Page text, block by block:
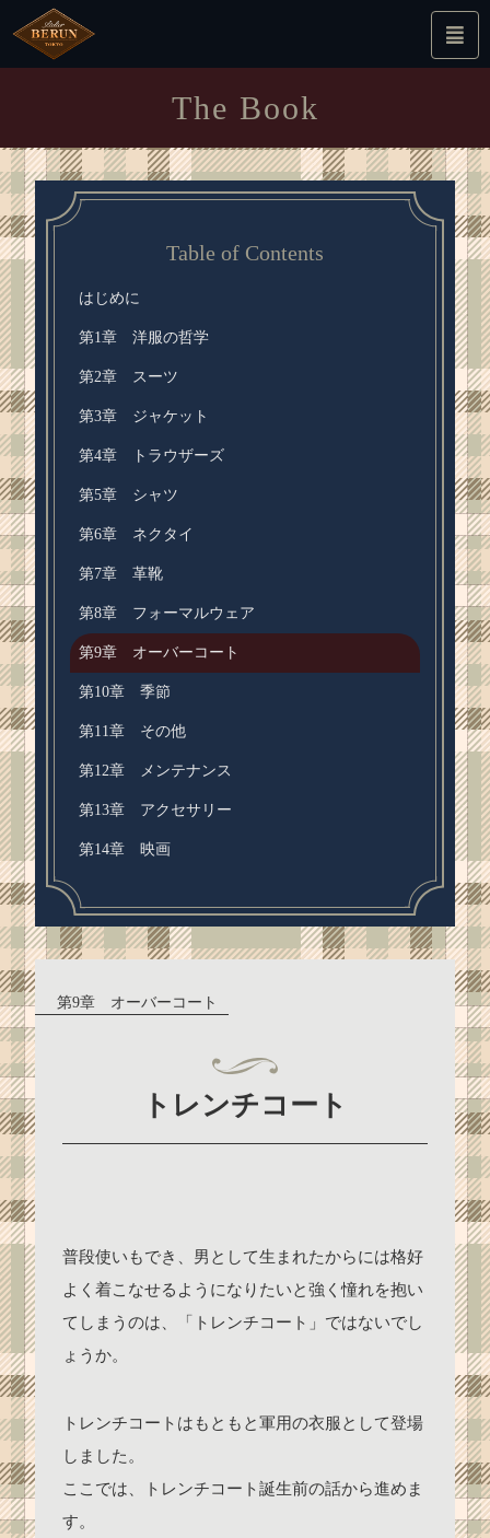
The Book
Table of Contents
はじめに
第1章 洋服の哲学
第2章 スーツ
第3章 ジャケット
第4章 トラウザーズ
第5章 シャツ
第6章 ネクタイ
第7章 革靴
第8章 フォーマルウェア
第9章 オーバーコート
第10章 季節
第11章 その他
第12章 メンテナンス
第13章 アクセサリー
第14章 映画
第9章 オーバーコート
トレンチコート
普段使いもでき、男として生まれたからには格好
よく着こなせるようになりたいと強く憧れを抱い
てしまうのは、「トレンチコート」ではないでし
ょうか。
トレンチコートはもともと軍用の衣服として登場
しました。
ここでは、トレンチコート誕生前の話から進めま
す。